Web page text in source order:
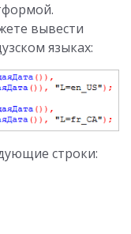
вывести
языках:
строки: